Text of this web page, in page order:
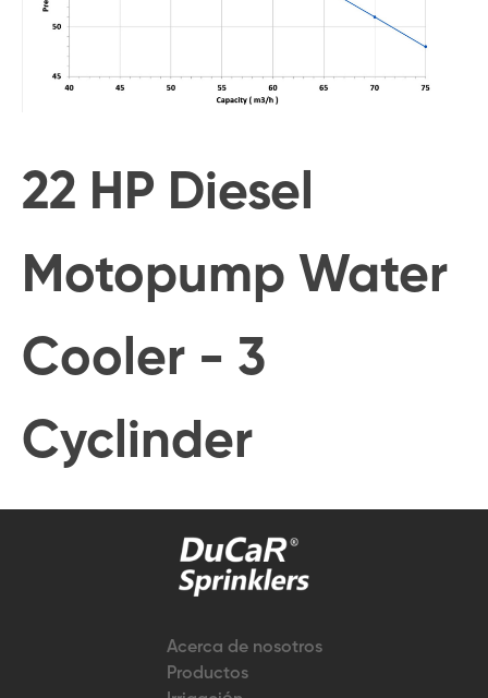
22 HP Diesel
Motopump Water
Cooler - 3
Cyclinder
Acerca de nosotros
Productos